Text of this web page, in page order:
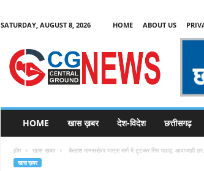
SATURDAY, AUGUST 8, 2026 HOME ABOUT US
C
HOME खास ख़बर देश-विदेश छत्तीसगढ़
होम खास ख़बर कैलाश मानसरोवर यात्रा मार्ग में टूटकर गिरा पहाड़, आवाजाही
खास ख़बर